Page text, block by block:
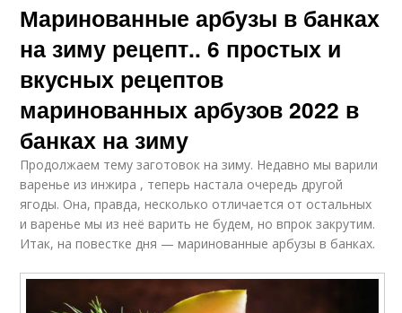
Маринованные арбузы в банках
на зиму рецепт.. 6 простых и
вкусных рецептов
маринованных арбузов 2022 в
банках на зиму
Продолжаем тему заготовок на зиму. Недавно мы варили
варенье из инжира , теперь настала очередь другой
ягоды. Она, правда, несколько отличается от остальных
и варенье мы из неё варить не будем, но впрок закрутим.
Итак, на повестке дня — маринованные арбузы в банках.